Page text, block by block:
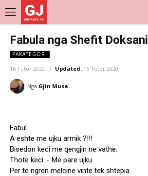
GJ
DRITARE E RE
Fabula nga Shefit Doksani
PAKATEGORI
16 Tetor 2020 Updated: 16 Tetor 2020
Nga Gjin Musa
Fabul
A eshte me ujku armik ?!!!
Bisedon keci me qengjin ne vathe.
Thote keci :- Me pare ujku
Per te ngren melcine vinte tek shtepia